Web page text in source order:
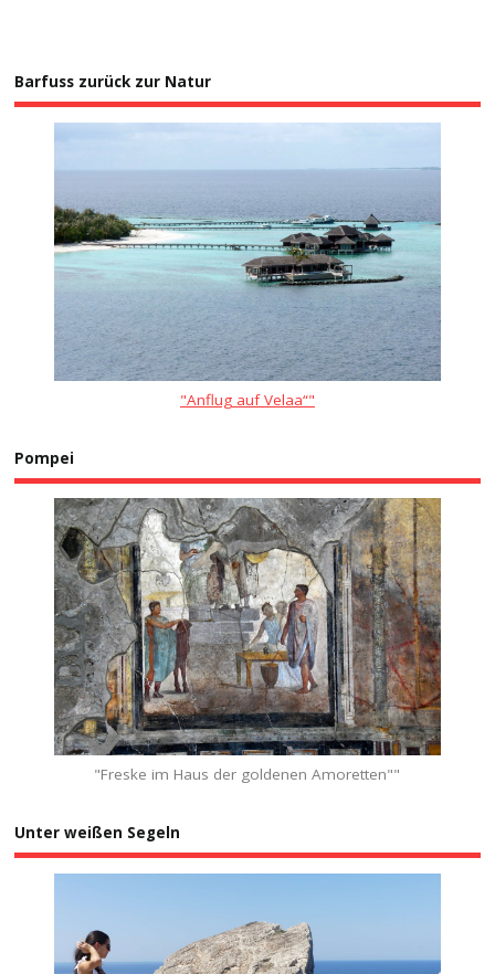
Barfuss zurück zur Natur
"Anflug auf Velaa“"
Pompei
"Freske im Haus der goldenen Amoretten""
Unter weißen Segeln